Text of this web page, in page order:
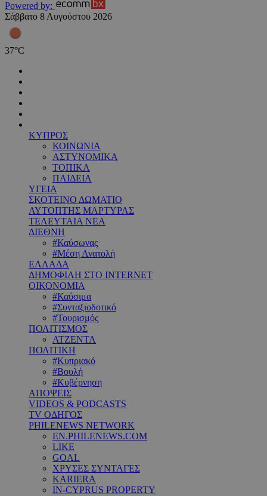
Powered by:
Σάββατο 8 Αυγούστου 2026
37°C
ΚΥΠΡΟΣ
ΚΟΙΝΩΝΙΑ
ΑΣΤΥΝΟΜΙΚΑ
ΤΟΠΙΚΑ
ΠΑΙΔΕΙΑ
ΥΓΕΙΑ
ΣΚΟΤΕΙΝΟ ΔΩΜΑΤΙΟ
ΑΥΤΟΠΤΗΣ ΜΑΡΤΥΡΑΣ
ΤΕΛΕΥΤΑΙΑ ΝΕΑ
ΔΙΕΘΝΗ
#Καύσωνας
#Μέση Ανατολή
ΕΛΛΑΔΑ
ΔΗΜΟΦΙΛΗ ΣΤΟ INTERNET
ΟΙΚΟΝΟΜΙΑ
#Καύσιμα
#Συνταξιοδοτικό
#Τουρισμός
ΠΟΛΙΤΙΣΜΟΣ
ΑΤΖΕΝΤΑ
ΠΟΛΙΤΙΚΗ
#Κυπριακό
#Βουλή
#Κυβέρνηση
ΑΠΟΨΕΙΣ
VIDEOS & PODCASTS
TV ΟΔΗΓΟΣ
PHILENEWS NETWORK
EN.PHILENEWS.COM
LIKE
GOAL
ΧΡΥΣΕΣ ΣΥΝΤΑΓΕΣ
KARIERA
IN-CYPRUS PROPERTY